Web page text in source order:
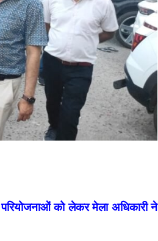
को लेकर मेला अधिकारी ने